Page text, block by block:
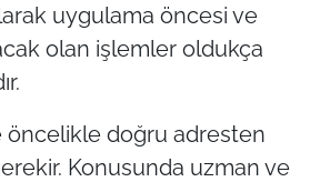
uygulama öncesi ve
olan işlemler oldukça
öncelikle doğru adresten
Konusunda uzman ve